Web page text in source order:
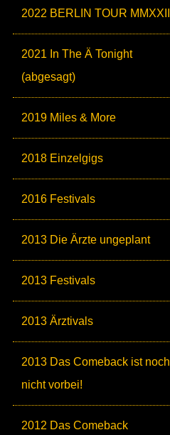
2022 BERLIN TOUR MMXXII
2021 In The Ä Tonight
(abgesagt)
2019 Miles & More
2018 Einzelgigs
2016 Festivals
2013 Die Ärzte ungeplant
2013 Festivals
2013 Ärztivals
2013 Das Comeback ist noch
nicht vorbei!
2012 Das Comeback